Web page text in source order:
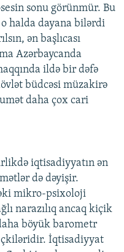
sonu görünmür. Bu
halda dayana bilərdi
ən başlıcası
Azərbaycanda
ildə bir dəfə
büdcəsi müzakirə
daha çox cari
iqtisadiyyatın ən
də dəyişir.
mikro-psixoloji
narazılıq ancaq kiçik
böyük barometr
İqtisadiyyat